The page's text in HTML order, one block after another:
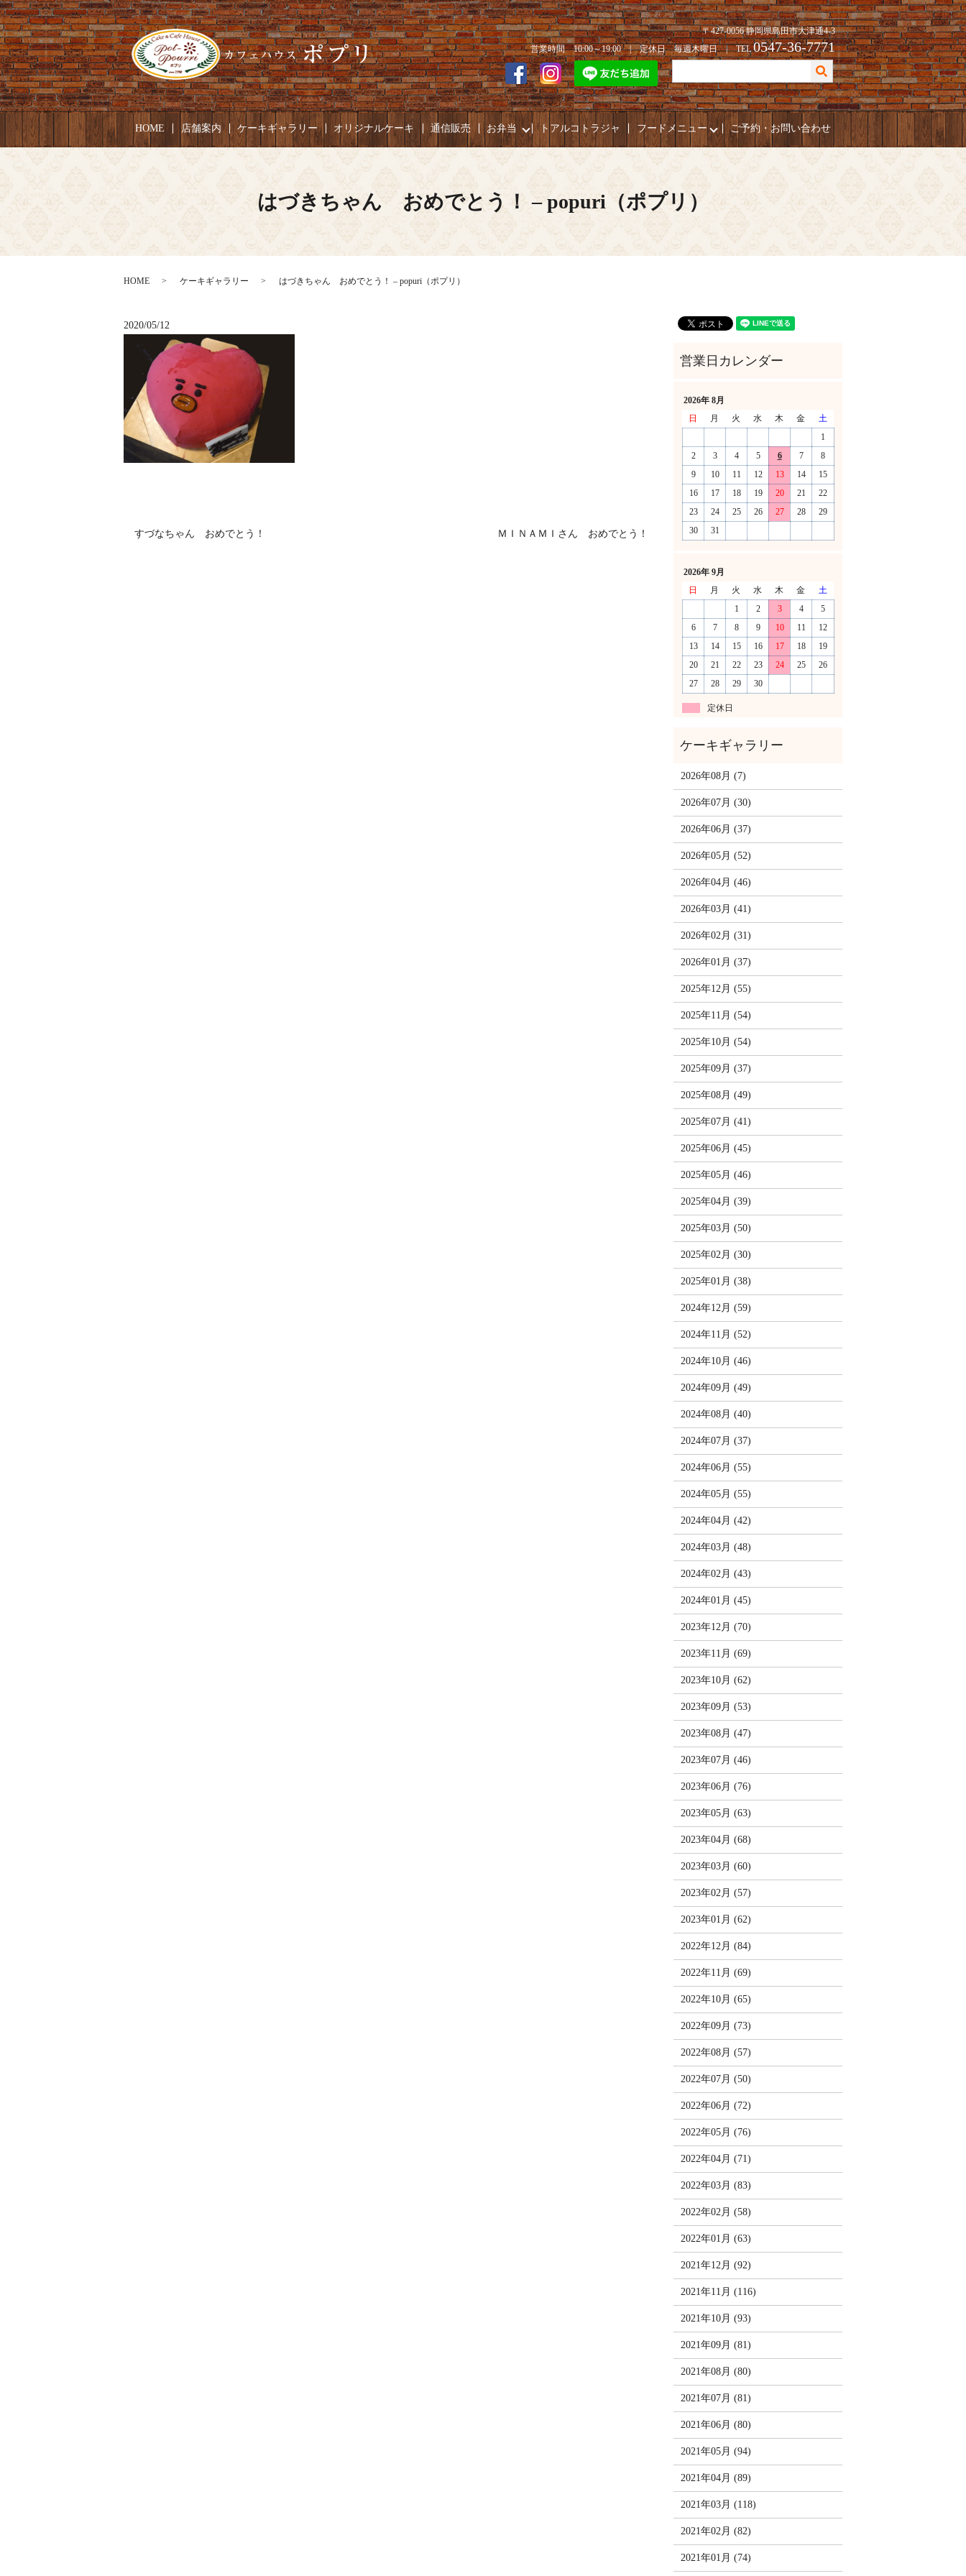
〒427-0056 静岡県島田市大津通4-3
営業時間 10:00～19:00 | 定休日 毎週木曜日 | TEL0547-36-7771
HOME 店舗案内 ケーキギャラリー オリジナルケーキ 通信販売 お弁当 トアルコトラジャ フードメニュー ご予約・お問い合わせ
はづきちゃん おめでとう！ – popuri（ポプリ）
HOME ケーキギャラリー はづきちゃん おめでとう！ – popuri（ポプリ）
2020/05/12
すづなちゃん おめでとう！ ＭＩＮＡＭＩさん おめでとう！
2026年 8月
日
月 火 水 木 金
土
1
2
3 4 5 6 7
8
9
10 11 12 13 14
15
16
17 18 19 20 21
22
23
24 25 26 27 28
29
30
31
2026年 9月
日
月 火 水 木 金
土
1
2 3 4
5
6
7 8 9 10 11
12
13
14 15 16 17 18
19
20
21 22 23 24 25
26
27
28 29 30
定休日
2026年08月 (7)
2026年07月 (30)
2026年06月 (37)
2026年05月 (52)
2026年04月 (46)
2026年03月 (41)
2026年02月 (31)
2026年01月 (37)
2025年12月 (55)
2025年11月 (54)
2025年10月 (54)
2025年09月 (37)
2025年08月 (49)
2025年07月 (41)
2025年06月 (45)
2025年05月 (46)
2025年04月 (39)
2025年03月 (50)
2025年02月 (30)
2025年01月 (38)
2024年12月 (59)
2024年11月 (52)
2024年10月 (46)
2024年09月 (49)
2024年08月 (40)
2024年07月 (37)
2024年06月 (55)
2024年05月 (55)
2024年04月 (42)
2024年03月 (48)
2024年02月 (43)
2024年01月 (45)
2023年12月 (70)
2023年11月 (69)
2023年10月 (62)
2023年09月 (53)
2023年08月 (47)
2023年07月 (46)
2023年06月 (76)
2023年05月 (63)
2023年04月 (68)
2023年03月 (60)
2023年02月 (57)
2023年01月 (62)
2022年12月 (84)
2022年11月 (69)
2022年10月 (65)
2022年09月 (73)
2022年08月 (57)
2022年07月 (50)
2022年06月 (72)
2022年05月 (76)
2022年04月 (71)
2022年03月 (83)
2022年02月 (58)
2022年01月 (63)
2021年12月 (92)
2021年11月 (116)
2021年10月 (93)
2021年09月 (81)
2021年08月 (80)
2021年07月 (81)
2021年06月 (80)
2021年05月 (94)
2021年04月 (89)
2021年03月 (118)
2021年02月 (82)
2021年01月 (74)